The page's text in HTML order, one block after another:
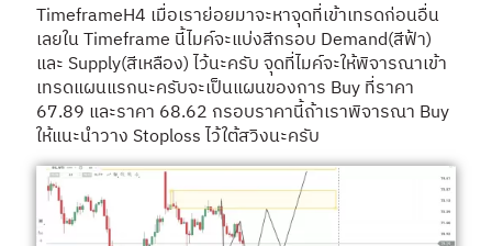
TimeframeH4 เมื่อเราย่อยมาจะหาจุดที่เข้าเทรดก่อนอื่น
เลยใน Timeframe นี้ไมค์จะแบ่งสีกรอบ Demand(สีฟ้า)
และ Supply(สีเหลือง) ไว้นะครับ จุดที่ไมค์จะให้พิจารณาเข้า
เทรดแผนแรกนะครับจะเป็นแผนของการ Buy ที่ราคา
67.89 และราคา 68.62 กรอบราคานี้ถ้าเราพิจารณา Buy
ให้แนะนำวาง Stoploss ไว้ใต้สวิงนะครับ​